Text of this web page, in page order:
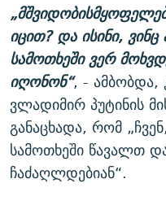
იცით? და ისინი, ვინც
სამოთხეში ვერ
იღონონ“, -
ვლადიმირ პუტინის
განაცხადა, რომ
სამოთხეში წავალთ
ჩაძაღლდებიან“.